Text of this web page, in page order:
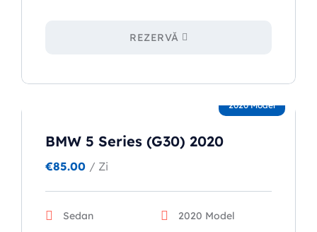
REZERVĂ
2020 Model
BMW 5 Series (G30) 2020
€85.00 / Zi
Sedan
2020 Model